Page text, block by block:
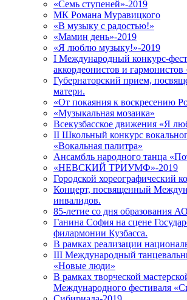
«Семь ступеней»-2019
МК Романа Муравицкого
«В музыку с радостью!»
«Мамин день»-2019
«Я люблю музыку!»-2019
I Международный конкурс-
аккордеонистов и
Губернаторский прием,
матери.
«От покаяния к воскресению
«Музыкальная мозаика»
Всекузбасское движения «Я
II Школьный конкурс
«Вокальная палитра»
Ансамбль народного танца
«НЕВСКИЙ ТРИУМФ»-2019
Городской хореографический
Концерт, посвященный
инвалидов.
85-летие со дня образования
Ганина София на сцене
филармонии Кузбасса.
В рамках реализации
III Международный
«Новые люди»
В рамках творческой
Международного фестиваля